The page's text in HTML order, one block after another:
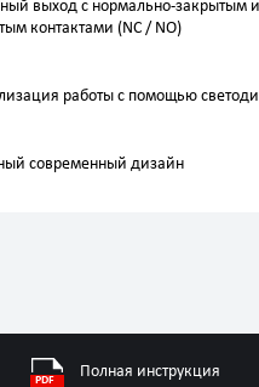
Полная инструкция
выход с нормально-закрытым
контактами (NC / NO)
работы с помощью
современный дизайн